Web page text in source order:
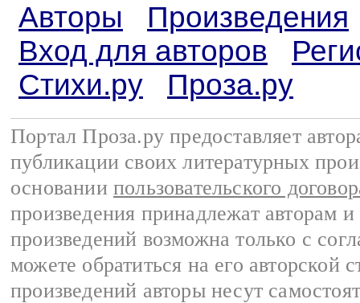
Авторы
Произведения
Вход для авторов
Стихи.ру
Проза.ру
Портал Проза.ру предоставляет
публикации своих литературных
основании пользовательского
произведения принадлежат авторам
произведений возможна только с
можете обратиться на его авторской
произведений авторы несут